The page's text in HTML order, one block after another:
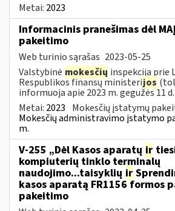
Metai: 2023
Informacinis pranešimas dėl MAĮ
pakeitimo
Web turinio sąrašas 2023-05-25
Valstybinė mokesčių inspekcija prie
Respublikos finansų ministerijos
informuoja apie 2023 m. gegužės 11
Metai: 2023 Mokesčių įstatymų
Mokesčių administravimo įstatymo
m.
V-255 „Dėl Kasos aparatų ir
kompiuterių tinklo terminalų
naudojimo...taisyklių ir
kasos aparatą FR1156 formos
pakeitimo